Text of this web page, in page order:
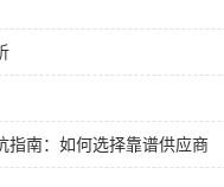
指南：如何选择靠谱供应商